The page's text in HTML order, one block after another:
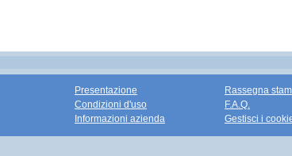
Presentazione
Condizioni d'uso
Informazioni azienda
Rassegna
F.A.Q.
Gestisci i